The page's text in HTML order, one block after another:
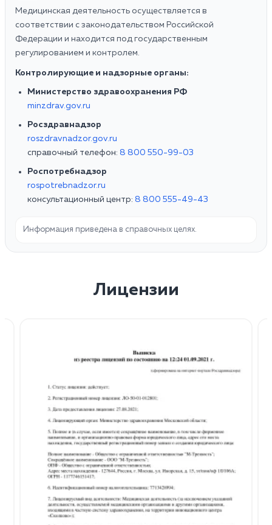
Медицинская деятельность осуществляется в
соответствии с законодательством Российской
Федерации и находится под государственным
регулированием и контролем.
Контролирующие и надзорные органы:
Министерство здравоохранения РФ
minzdrav.gov.ru
Росздравнадзор
roszdravnadzor.gov.ru
справочный телефон: 8 800 550-99-03
Роспотребнадзор
rospotrebnadzor.ru
консультационный центр: 8 800 555-49-43
Информация приведена в справочных целях.
Лицензии